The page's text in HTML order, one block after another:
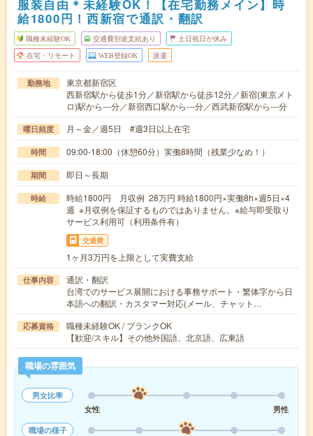
服装自由＊未経験OK！【在宅勤務メイン】時
給1800円！西新宿で通訳・翻訳
職種未経験OK 交通費別途支給あり 土日祝日が休み
在宅・リモート WEB登録OK 派遣
勤務地
東京都新宿区
西新宿駅から徒歩1分／新宿駅から徒歩12分／新宿(東京メト
ロ)駅から---分／新宿西口駅から---分／西武新宿駅から---分
曜日頻度 月～金／週5日 #週3日以上在宅
時間 09:00-18:00（休憩60分）実働8時間（残業少なめ！）
期間 即日～長期
時給
時給1800円 月収例 28万円 時給1800円×実働8h×週5日×4
週 ※月収例を保証するものではありません。※給与即受取り
サービス利用可（利用条件有）
交通費
1ヶ月3万円を上限として実費支給
仕事内容
通訳・翻訳
台湾でのサービス展開における事務サポート・繁体字から日
本語への翻訳・カスタマー対応(メール、チャット…
応募資格
職種未経験OK / ブランクOK
【歓迎/スキル】その他外国語、北京語、広東語
職場の雰囲気
男女比率
女性
男性
職場の様子